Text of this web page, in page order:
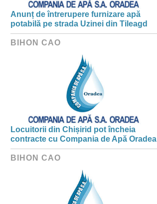
Anunț de întrerupere furnizare apă
potabilă pe strada Uzinei din Tileagd
BIHON CAO
Locuitorii din Chișirid pot încheia
contracte cu Compania de Apă Oradea
BIHON CAO